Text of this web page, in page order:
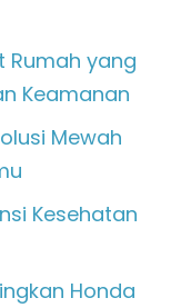
Rumah yang
Keamanan
Mewah
Kesehatan
Honda